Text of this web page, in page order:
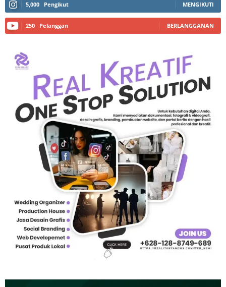
5,000 Pengikut MENGIKUTI
250 Pelanggan BERLANGGANAN